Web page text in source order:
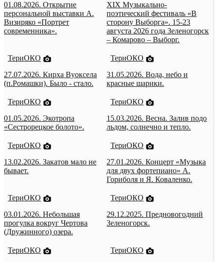
01.08.2026. Открытие
персональной выставки А.
Визиряко «Портрет
современника».
XIX Музыкально-
поэтический фестиваль «В
сторону Выборга». 15-23
августа 2026 года Зеленогорск
– Комарово – Выборг.
ТериОКО
27.07.2026. Кирха Вуоксела
(п.Ромашки). Было - стало.
ТериОКО
31.05.2026. Вода, небо и
красные шарики.
ТериОКО
01.05.2026. Экотропа
«Сестрорецкое болото».
ТериОКО
15.03.2026. Весна. Залив подо
льдом, солнечно и тепло.
ТериОКО
13.02.2026. Закатов мало не
бывает.
ТериОКО
27.01.2026. Концерт «Музыка
для двух фортепиано» А.
Гориболя и Я. Коваленко.
ТериОКО
03.01.2026. Небольшая
прогулка вокруг Чертова
(Дружинного) озера.
ТериОКО
29.12.2025. Предновогодний
Зеленогорск.
ТериОКО
ТериОКО